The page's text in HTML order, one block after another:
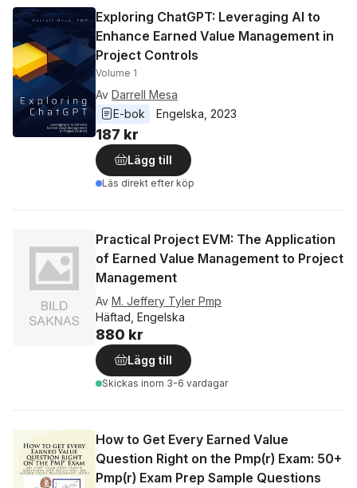
Exploring ChatGPT: Leveraging AI to
Enhance Earned Value Management in
Project Controls
Volume 1
Av Darrell Mesa
E-bok
Engelska 2023
187 kr
Lägg till
Läs direkt efter köp
Practical Project EVM: The Application
of Earned Value Management to Project
Management
Av M. Jeffery Tyler Pmp
Häftad, Engelska
880 kr
Lägg till
Skickas inom 3-6 vardagar
How to Get Every Earned Value
Question Right on the Pmp(r) Exam: 50+
Pmp(r) Exam Prep Sample Questions